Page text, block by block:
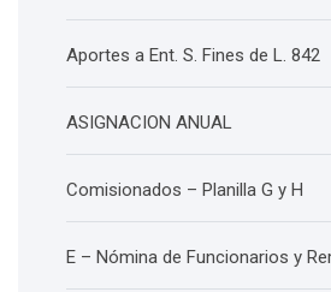
Aportes a Ent. S. Fines de L. 842
ASIGNACION ANUAL
Comisionados – Planilla G y H
E – Nómina de Funcionarios y